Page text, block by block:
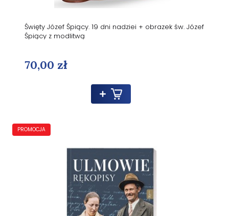
Święty Józef Śpiący. 19 dni nadziei + obrazek św. Józef
Śpiący z modlitwą
70,00 zł
PROMOCJA